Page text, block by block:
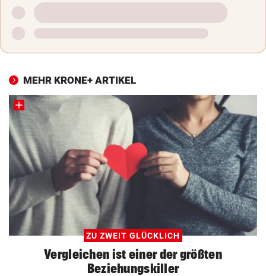
MEHR KRONE+ ARTIKEL
ZU ZWEIT GLÜCKLICH
Vergleichen ist einer der größten
Beziehungskiller